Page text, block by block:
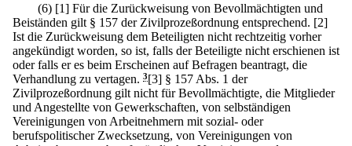
(6) [1] Für die Zurückweisung von Bevollmächtigten und
Beiständen gilt § 157 der Zivilprozeßordnung entsprechend. [2]
Ist die Zurückweisung dem Beteiligten nicht rechtzeitig vorher
angekündigt worden, so ist, falls der Beteiligte nicht erschienen ist
oder falls er es beim Erscheinen auf Befragen beantragt, die
Verhandlung zu vertagen. 3[3] § 157 Abs. 1 der
Zivilprozeßordnung gilt nicht für Bevollmächtigte, die Mitglieder
und Angestellte von Gewerkschaften, von selbständigen
Vereinigungen von Arbeitnehmern mit sozial- oder
berufspolitischer Zwecksetzung, von Vereinigungen von